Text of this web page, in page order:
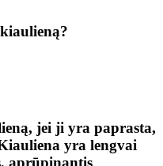
jei ji yra paprasta,
yra lengvai